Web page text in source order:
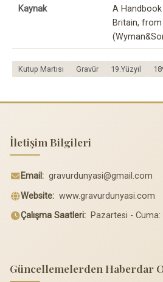
Kaynak
A
Britain,
Kutup Martısı Gravür 19.Yüzyıl
İletişim Bilgileri
Email: gravurdunyasi@gmail.com
Website: www.gravurdunyasi.com
Çalışma Saatleri: Pazartesi - Cuma:
Güncellemelerden Haberdar